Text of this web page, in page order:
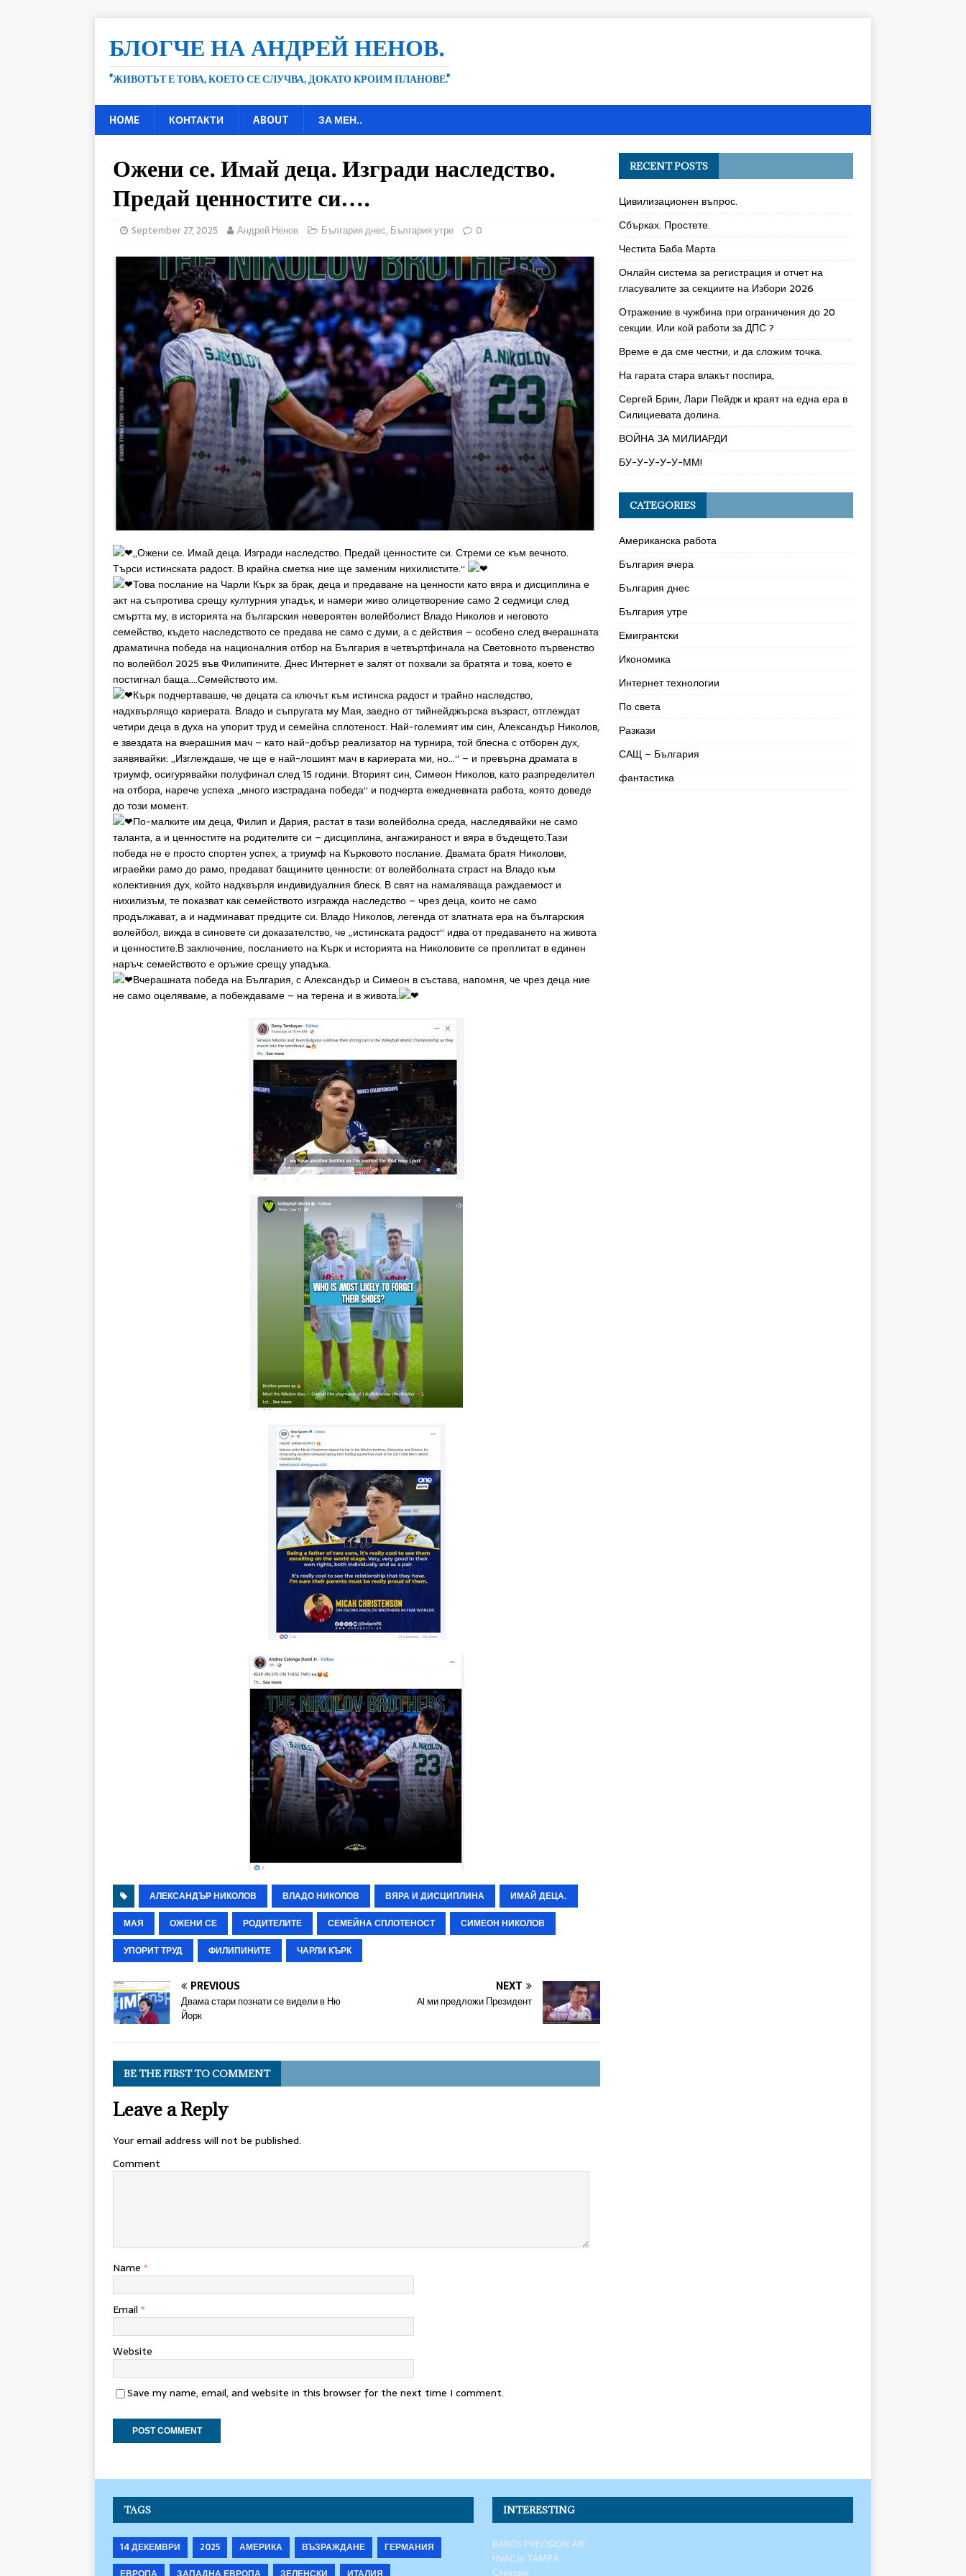
БЛОГЧЕ НА АНДРЕЙ НЕНОВ.
"ЖИВОТЪТ Е ТОВА, КОЕТО СЕ СЛУЧВА, ДОКАТО КРОИМ ПЛАНОВЕ."
HOME КОНТАКТИ ABOUT ЗА МЕН..
Ожени се. Имай деца. Изгради наследство.
Предай ценностите си….
September 27, 2025 Андрей Ненов България днес, България утре 0
„Ожени се. Имай деца. Изгради наследство. Предай ценностите си. Стреми се към вечното.
Търси истинската радост. В крайна сметка ние ще заменим нихилистите.“
Това послание на Чарли Кърк за брак, деца и предаване на ценности като вяра и дисциплина е
акт на съпротива срещу културния упадък, и намери живо олицетворение само 2 седмици след
смъртта му, в историята на българския невероятен волейболист Владо Николов и неговото
семейство, където наследството се предава не само с думи, а с действия – особено след вчерашната
драматична победа на националния отбор на България в четвъртфинала на Световното първенство
по волейбол 2025 във Филипините. Днес Интернет е залят от похвали за братята и това, което е
постигнал баща….Семейството им.
Кърк подчертаваше, че децата са ключът към истинска радост и трайно наследство,
надхвърлящо кариерата. Владо и съпругата му Мая, заедно от тийнейджърска възраст, отглеждат
четири деца в духа на упорит труд и семейна сплотеност. Най-големият им син, Александър Николов,
е звездата на вчерашния мач – като най-добър реализатор на турнира, той блесна с отборен дух,
заявявайки: „Изглеждаше, че ще е най-лошият мач в кариерата ми, но…“ – и превърна драмата в
триумф, осигурявайки полуфинал след 15 години. Вторият син, Симеон Николов, като разпределител
на отбора, нарече успеха „много изстрадана победа“ и подчерта ежедневната работа, която доведе
до този момент.
По-малките им деца, Филип и Дария, растат в тази волейболна среда, наследявайки не само
таланта, а и ценностите на родителите си – дисциплина, ангажираност и вяра в бъдещето.Тази
победа не е просто спортен успех, а триумф на Кърковото послание. Двамата братя Николови,
играейки рамо до рамо, предават бащините ценности: от волейболната страст на Владо към
колективния дух, който надхвърля индивидуалния блеск. В свят на намаляваща раждаемост и
нихилизъм, те показват как семейството изгражда наследство – чрез деца, които не само
продължават, а и надминават предците си. Владо Николов, легенда от златната ера на българския
волейбол, вижда в синовете си доказателство, че „истинската радост“ идва от предаването на живота
и ценностите.В заключение, посланието на Кърк и историята на Николовите се преплитат в единен
наръч: семейството е оръжие срещу упадъка.
Вчерашната победа на България, с Александър и Симеон в състава, напомня, че чрез деца ние
не само оцеляваме, а побеждаваме – на терена и в живота.
АЛЕКСАНДЪР НИКОЛОВ ВЛАДО НИКОЛОВ ВЯРА И ДИСЦИПЛИНА
ИМАЙ ДЕЦА.
МАЯ
ОЖЕНИ СЕ РОДИТЕЛИТЕ СЕМЕЙНА СПЛОТЕНОСТ
СИМЕОН НИКОЛОВ
УПОРИТ ТРУД
ФИЛИПИНИТЕ ЧАРЛИ КЪРК
PREVIOUS
Двама стари познати се видели в Ню
Йорк
NEXT
AI ми предложи Президент
BE THE FIRST TO COMMENT
Leave a Reply
Your email address will not be published.
Comment
Name *
Email *
Website
Save my name, email, and website in this browser for the next time I comment.
RECENT POSTS
Цивилизационен въпрос.
Сбърках. Простете.
Честита Баба Марта
Онлайн система за регистрация и отчет на
гласувалите за секциите на Избори 2026
Отражение в чужбина при ограничения до 20
секции. Или кой работи за ДПС ?
Време е да сме честни, и да сложим точка.
На гарата стара влакът поспира,
Сергей Брин, Лари Пейдж и краят на една ера в
Силициевата долина.
ВОЙНА ЗА МИЛИАРДИ
БУ-У-У-У-У-ММ!
CATEGORIES
Американска работа
България вчера
България днес
България утре
Емигрантски
Икономика
Интернет технологии
По света
Разкази
САЩ – България
фантастика
TAGS
14 ДЕКЕМВРИ 2025 АМЕРИКА ВЪЗРАЖДАНЕ
ГЕРМАНИЯ
INTERESTING
BAROS PRECISION AIR
HVAC in TAMPA
Стихове